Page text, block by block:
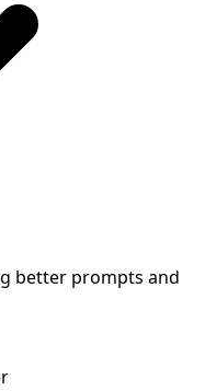
better prompts and